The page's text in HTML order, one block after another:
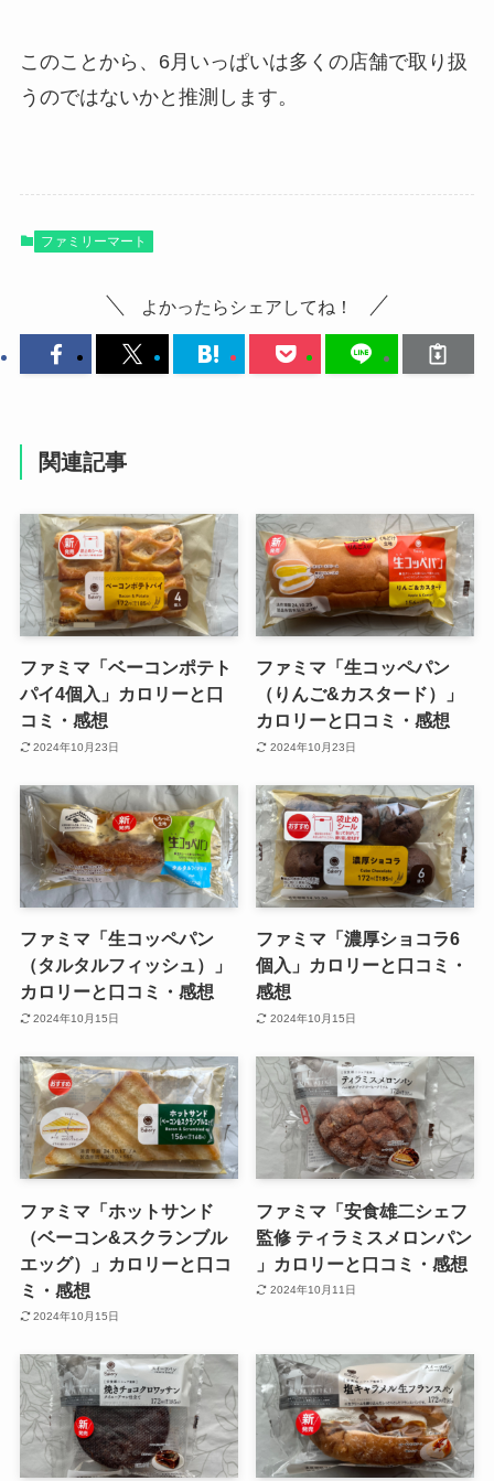
このことから、6月いっぱいは多くの店舗で取り扱
うのではないかと推測します。
ファミリーマート
よかったらシェアしてね！
関連記事
ファミマ「ベーコンポテト
パイ4個入」カロリーと口
コミ・感想
2024年10月23日
ファミマ「生コッペパン
（りんご&カスタード）」
カロリーと口コミ・感想
2024年10月23日
ファミマ「生コッペパン
（タルタルフィッシュ）」
カロリーと口コミ・感想
2024年10月15日
ファミマ「濃厚ショコラ6
個入」カロリーと口コミ・
感想
2024年10月15日
ファミマ「ホットサンド
（ベーコン&スクランブル
エッグ）」カロリーと口コ
ミ・感想
2024年10月15日
ファミマ「安食雄二シェフ
監修 ティラミスメロンパン
」カロリーと口コミ・感想
2024年10月11日